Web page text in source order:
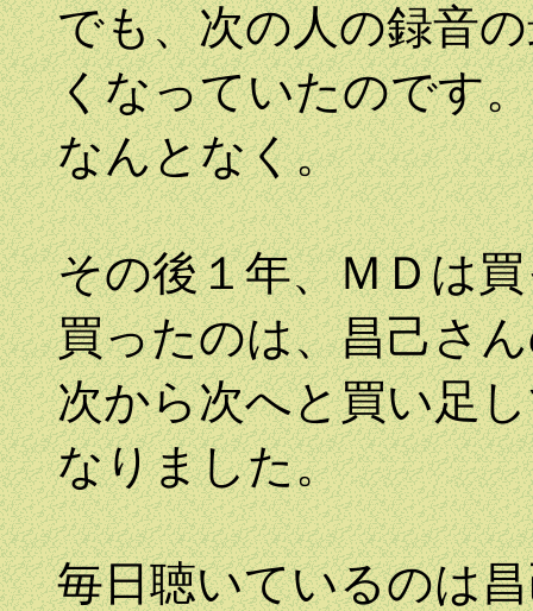
でも、次の人の録音
くなっていたのです。
なんとなく。
その後１年、ＭＤは
買ったのは、昌己さ
次から次へと買い足
なりました。
毎日聴いているのは